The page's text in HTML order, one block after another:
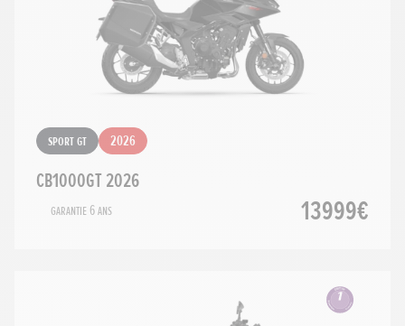
Sport GT 2026
CB1000GT 2026
Garantie 6 ans 13999€